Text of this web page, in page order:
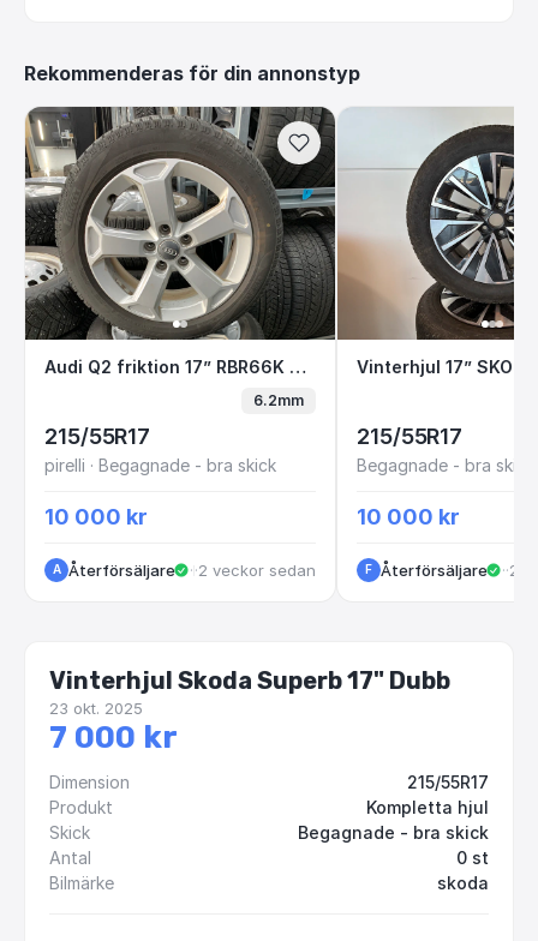
Rekommenderas för din annonstyp
Audi Q2 friktion 17” RBR66K B2-2
Audi Q2 friktion 17” RBR66K B2-2
6.2mm
215/55R17
pirelli · Begagnade - bra skick
10 000 kr
A Återförsäljare · Kungälv
·2 veckor sedan
Vinterhjul 17”
215/55R17
Begagnade - bra skick
10 000 kr
F Återförsäljare ··2
Vinterhjul Skoda Superb 17" Dubb
23 okt. 2025
7 000 kr
Dimension
215/55R17
Produkt
Kompletta hjul
Skick
Begagnade - bra skick
Antal
0 st
Bilmärke
skoda